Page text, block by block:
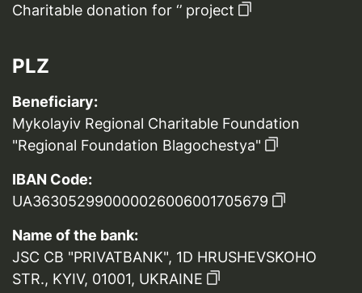
Charitable donation for ‘’ project
PLZ
Beneficiary:
Mykolayiv Regional Charitable Foundation
"Regional Foundation Blagochestya"
IBAN Code:
UA363052990000026006001705679
Name of the bank:
JSC CB "PRIVATBANK", 1D HRUSHEVSKOHO
STR., KYIV, 01001, UKRAINE